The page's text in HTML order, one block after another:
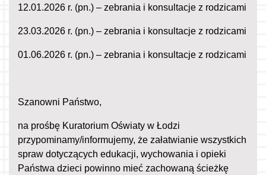
12.01.2026 r. (pn.) – zebrania i konsultacje z rodzicami
23.03.2026 r. (pn.) – zebrania i konsultacje z rodzicami
01.06.2026 r. (pn.) – zebrania i konsultacje z rodzicami
Szanowni Państwo,
na prośbę Kuratorium Oświaty w Łodzi
przypominamy/informujemy, że załatwianie wszystkich
spraw dotyczących edukacji, wychowania i opieki
Państwa dzieci powinno mieć zachowaną ścieżkę